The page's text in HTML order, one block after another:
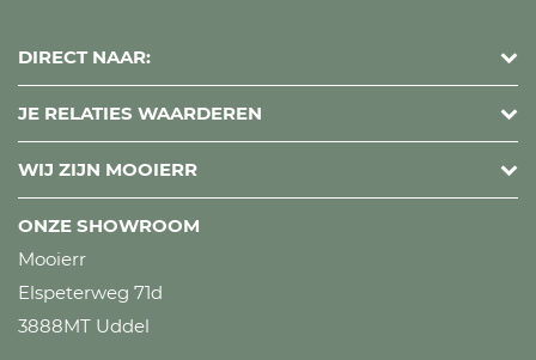
DIRECT NAAR:
JE RELATIES WAARDEREN
WIJ ZIJN MOOIERR
ONZE SHOWROOM
Mooierr
Elspeterweg 71d
3888MT Uddel